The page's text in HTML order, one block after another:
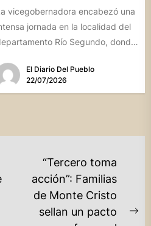
vicegobernadora encabezó una
jornada en la localidad del
Río Segundo, donde
de...
El Diario Del Pueblo
22/07/2026
“Tercero toma
acción”: Familias
de Monte Cristo
sellan un pacto